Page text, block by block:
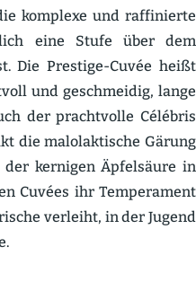
komplexe und raffi­nierte
eine Stufe über dem
Die Prestige-Cuvée heißt
und geschmeidig, lange
der pracht­volle Célébris
die malolak­tische Gärung
kernigen Äpfel­säure in
Cuvées ihr Tempe­rament
verleiht, in der Jugend